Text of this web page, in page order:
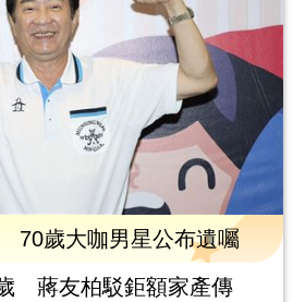
70歲大咖男星公布遺囑
蔣友柏駁鉅額家產傳